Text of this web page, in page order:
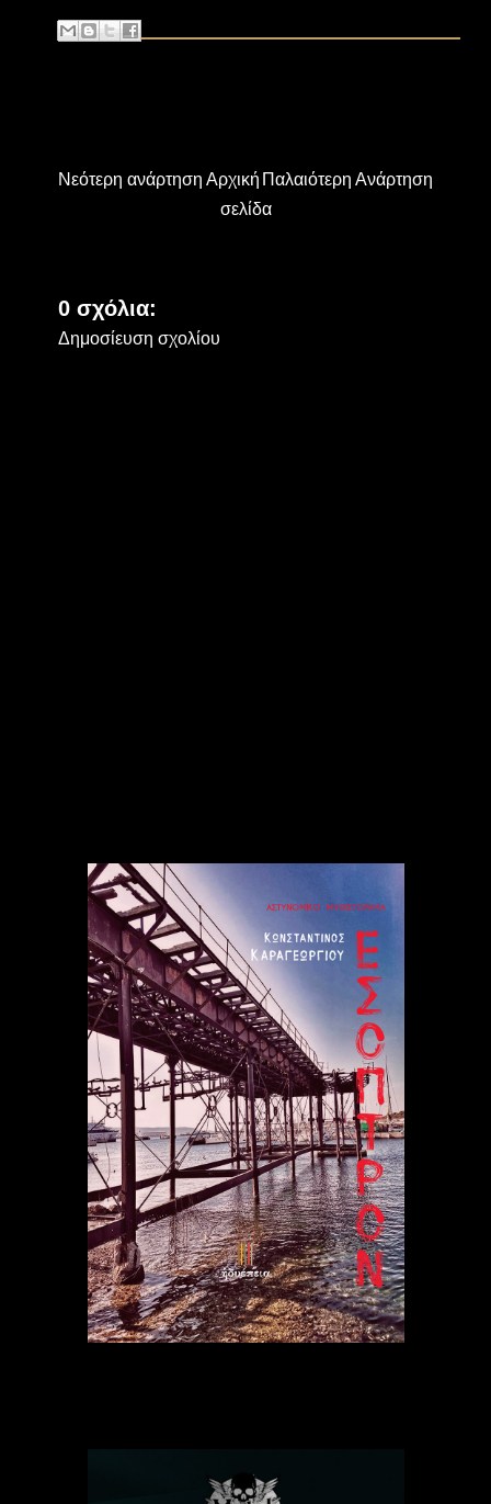
Νεότερη ανάρτηση Παλαιότερη Ανάρτηση
Αρχική
σελίδα
0 σχόλια:
Δημοσίευση σχολίου